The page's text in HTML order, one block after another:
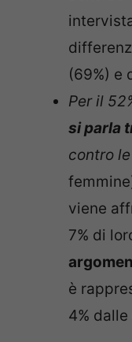
(69%) e
Per il
si parla
contro
viene
7% di
è
4%